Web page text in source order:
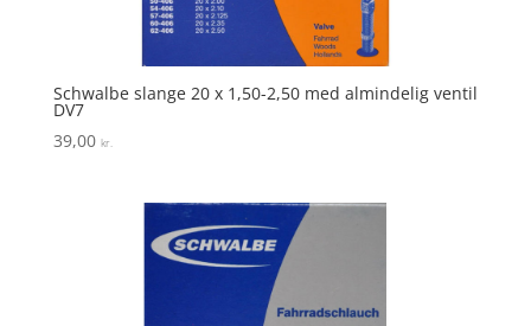
Schwalbe slange 20 x 1,50-2,50 med almindelig ventil
DV7
39,00 kr.